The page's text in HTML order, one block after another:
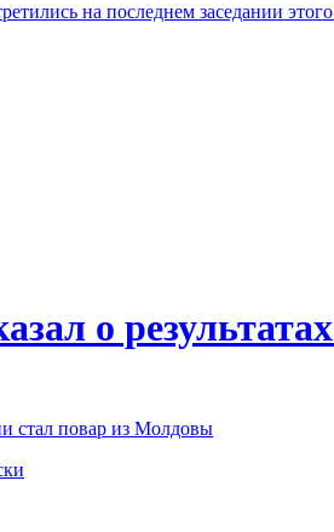
на последнем заседании этого
о
стал повар из Молдовы